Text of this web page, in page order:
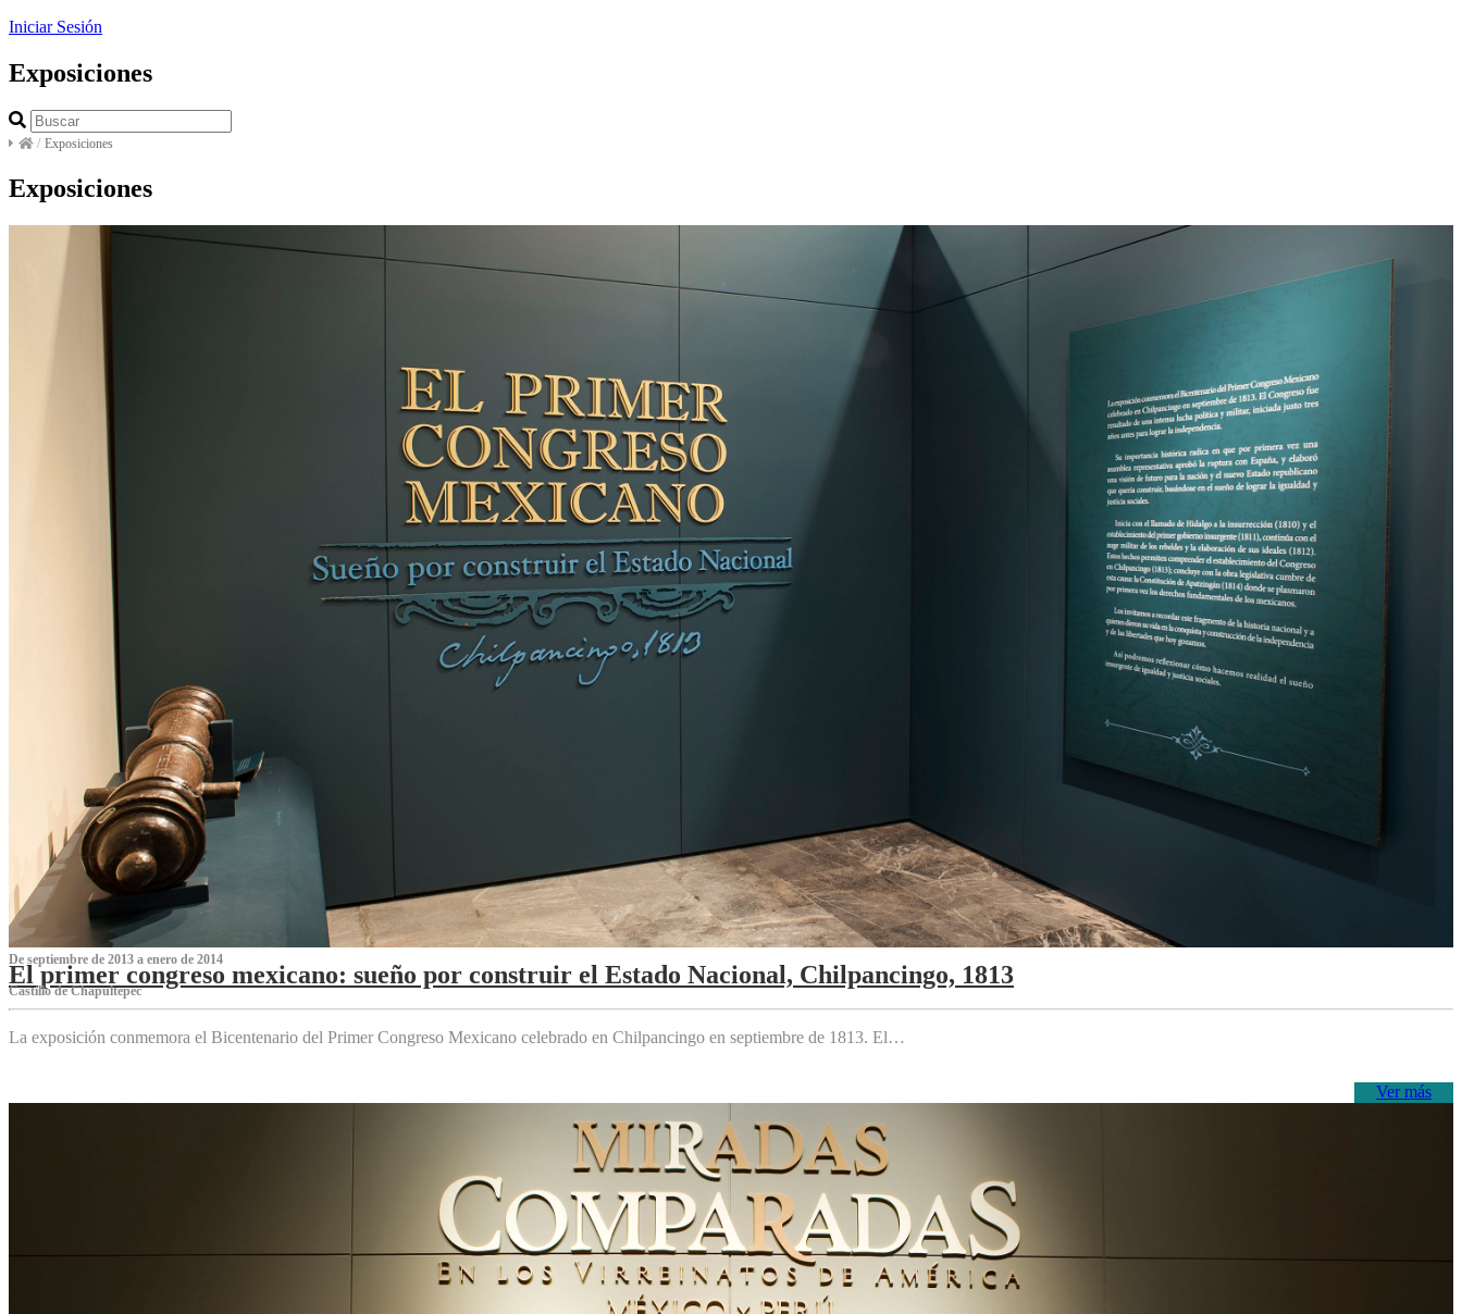
Iniciar Sesión
Exposiciones
/ Exposiciones
Exposiciones
De septiembre de 2013 a enero de 2014
El primer congreso mexicano: sueño por construir el Estado Nacional, Chilpancingo, 1813
Castillo de Chapultepec
La exposición conmemora el Bicentenario del Primer Congreso Mexicano celebrado en Chilpancingo en septiembre de 1813. El…
Ver más